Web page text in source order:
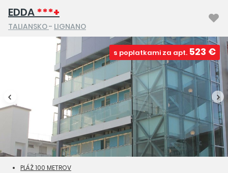
EDDA***+
TALIANSKO- LIGNANO
s poplatkami za apt. 523 €
PLÁŽ 100 METROV